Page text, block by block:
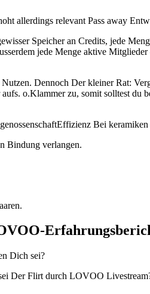
allerdings relevant Pass away
Speicher an Credits, jede
jede Menge aktive
Dennoch Der kleiner Rat:
o.Klammer zu, somit solltest du
Bei
Bindung verlangen.
Dich sei?
Der Flirt durch LOVOO